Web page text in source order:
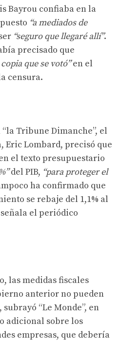
Bayrou confiaba en la
“a mediados de
“seguro que llegaré allí”.
precisado que
copia que se votó”en el
censura.
Tribune Dimanche”, el
Eric Lombard, precisó que
el texto presupuestario
del PIB, “para proteger el
ha confirmado que
se rebaje del 1,1% al
señala el periódico
las medidas fiscales
anterior no pueden
“Le Monde”, en
adicional sobre los
empresas, que debería